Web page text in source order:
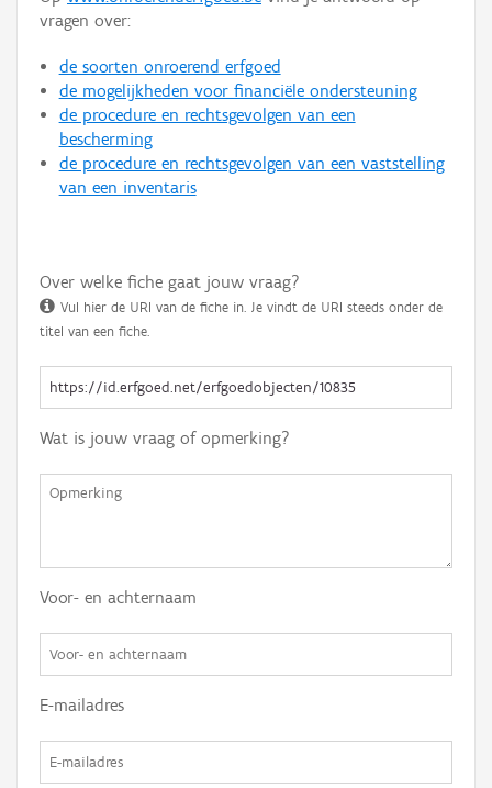
vragen over:
de soorten onroerend erfgoed
de mogelijkheden voor financiële ondersteuning
de procedure en rechtsgevolgen van een
bescherming
de procedure en rechtsgevolgen van een vaststelling
van een inventaris
Over welke fiche gaat jouw vraag?
Vul hier de URI van de fiche in. Je vindt de URI steeds onder de
titel van een fiche.
Wat is jouw vraag of opmerking?
Voor- en achternaam
E-mailadres